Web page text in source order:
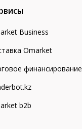
Business
Omarket
финансирование
b2b